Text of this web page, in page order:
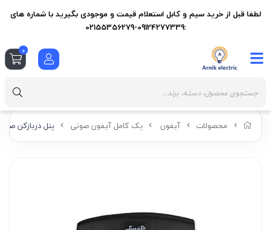
محصولات آیفون پک کامل آیفون صوتی پنل دربازکن
لطفا قبل از خرید سیم و کابل استعلام قیمت و موجودی بگیرید با شماره های
:09124277339-02155356279
0